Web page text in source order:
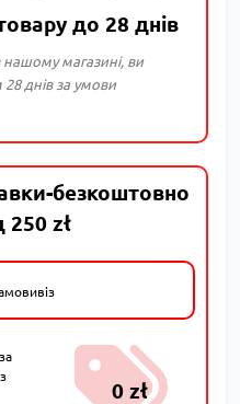
до 28 днів
магазині, ви
днів за умови
безкоштовно
250 zł
0 zł